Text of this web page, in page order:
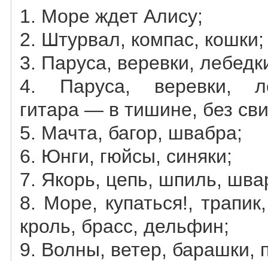
1. Море ждет Алису;
2. Штурвал, компас, кошки;
3. Паруса, веревки,
4. Паруса, веревки,
гитара — в тишине, без
5. Мачта, багор, швабра;
6. Юнги, гюйсы, синяки;
7. Якорь, цепь, шпиль,
8. Море, купаться!,
кроль, брасc, дельфин;
9. Волны, ветер, барашки,